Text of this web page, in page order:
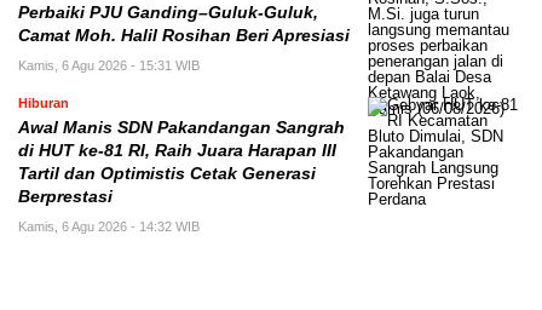
Perbaiki PJU Ganding–Guluk-Guluk,
Camat Moh. Halil Rosihan Beri Apresiasi
Kamis, 6 Agu 2026 - 15:31 WIB
Hiburan
Awal Manis SDN Pakandangan Sangrah
di HUT ke-81 RI, Raih Juara Harapan III
Tartil dan Optimistis Cetak Generasi
Berprestasi
Kamis, 6 Agu 2026 - 14:32 WIB